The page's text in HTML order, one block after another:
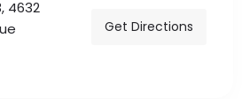
4632
Get Directions